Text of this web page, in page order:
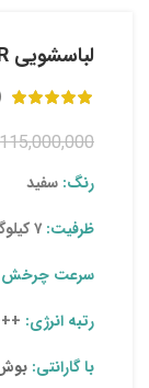
لباسشویی WAK20200IR
115,000,000
رنگ: سفید
ظرفیت:۷ کیلوگرم
سرعت چرخش
رتبه انرژی:
با گارانتی: بوش